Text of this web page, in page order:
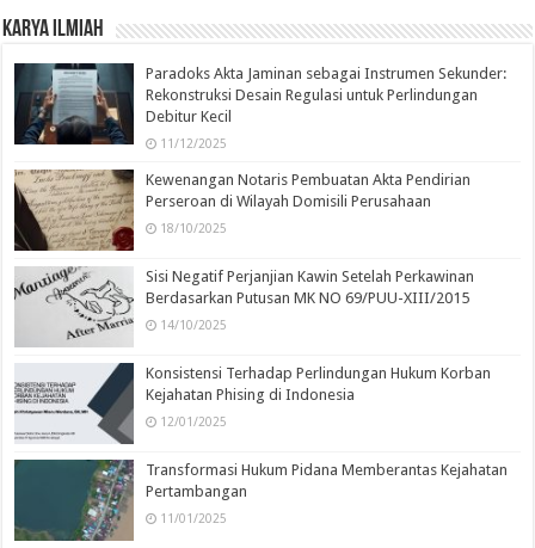
Karya Ilmiah
Paradoks Akta Jaminan sebagai Instrumen Sekunder:
Rekonstruksi Desain Regulasi untuk Perlindungan
Debitur Kecil
11/12/2025
Kewenangan Notaris Pembuatan Akta Pendirian
Perseroan di Wilayah Domisili Perusahaan
18/10/2025
Sisi Negatif Perjanjian Kawin Setelah Perkawinan
Berdasarkan Putusan MK NO 69/PUU-XIII/2015
14/10/2025
Konsistensi Terhadap Perlindungan Hukum Korban
Kejahatan Phising di Indonesia
12/01/2025
Transformasi Hukum Pidana Memberantas Kejahatan
Pertambangan
11/01/2025